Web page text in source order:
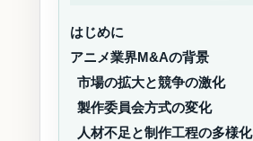
はじめに
アニメ業界M&Aの背景
市場の拡大と競争の激化
製作委員会方式の変化
人材不足と制作工程の多様化